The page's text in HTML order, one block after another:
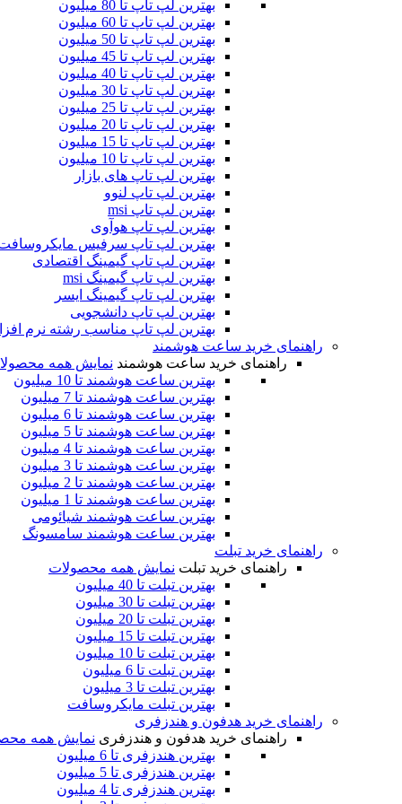
بهترین لپ تاپ تا 80 میلیون
بهترین لپ تاپ تا 60 میلیون
بهترین لپ تاپ تا 50 میلیون
بهترین لپ تاپ تا 45 میلیون
بهترین لپ تاپ تا 40 میلیون
بهترین لپ تاپ تا 30 میلیون
بهترین لپ تاپ تا 25 میلیون
بهترین لپ تاپ تا 20 میلیون
بهترین لپ تاپ تا 15 میلیون
بهترین لپ تاپ تا 10 میلیون
بهترین لپ تاپ های بازار
بهترین لپ تاپ لنوو
بهترین لپ تاپ msi
بهترین لپ تاپ هوآوی
بهترین لپ تاپ سرفیس
بهترین لپ تاپ گیمینگ اقتصادی
بهترین لپ تاپ گیمینگ msi
بهترین لپ تاپ گیمینگ ایسر
بهترین لپ تاپ دانشجویی
بهترین لپ تاپ مناسب رشته نرم
راهنمای خرید ساعت هوشمند
راهنمای خرید ساعت هوشمند نمایش همه
بهترین ساعت هوشمند تا 10 میلیون
بهترین ساعت هوشمند تا 7 میلیون
بهترین ساعت هوشمند تا 6 میلیون
بهترین ساعت هوشمند تا 5 میلیون
بهترین ساعت هوشمند تا 4 میلیون
بهترین ساعت هوشمند تا 3 میلیون
بهترین ساعت هوشمند تا 2 میلیون
بهترین ساعت هوشمند تا 1 میلیون
بهترین ساعت هوشمند شیائومی
بهترین ساعت هوشمند سامسونگ
راهنمای خرید تبلت
راهنمای خرید تبلت نمایش همه محصولات
بهترین تبلت تا 40 میلیون
بهترین تبلت تا 30 میلیون
بهترین تبلت تا 20 میلیون
بهترین تبلت تا 15 میلیون
بهترین تبلت تا 10 میلیون
بهترین تبلت تا 6 میلیون
بهترین تبلت تا 3 میلیون
بهترین تبلت مایکروسافت
راهنمای خرید هدفون و هندزفری
راهنمای خرید هدفون و هندزفری نمایش همه
بهترین هندزفری تا 6 میلیون
بهترین هندزفری تا 5 میلیون
بهترین هندزفری تا 4 میلیون